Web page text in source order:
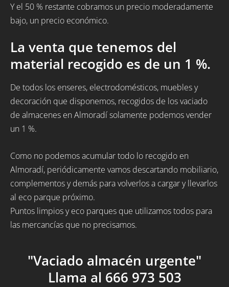
Y el 50 % restante cobramos un precio moderadamente
bajo, un precio económico.
La venta que tenemos del
material recogido es de un 1 %.
De todos los enseres, electrodomésticos, muebles y
decoración que disponemos, recogidos de los vaciado
de almacenes en Almoradí solamente podemos vender
un 1 %.
Como no podemos acumular todo lo recogido en
Almoradí, periódicamente vamos descartando mobiliario,
complementos y demás para volverlos a cargar y llevarlos
al eco parque próximo.
Puntos limpios y eco parques que utilizamos todos para
las mercancías que no precisamos.
"Vaciado almacén urgente"
Llama al 666 973 503